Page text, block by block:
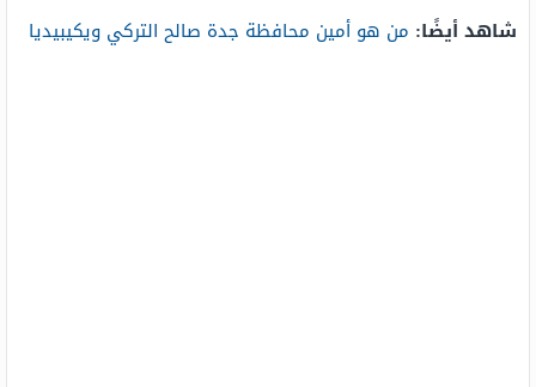
شاهد أيضًا: من هو أمين محافظة جدة صالح التركي ويكيبيديا